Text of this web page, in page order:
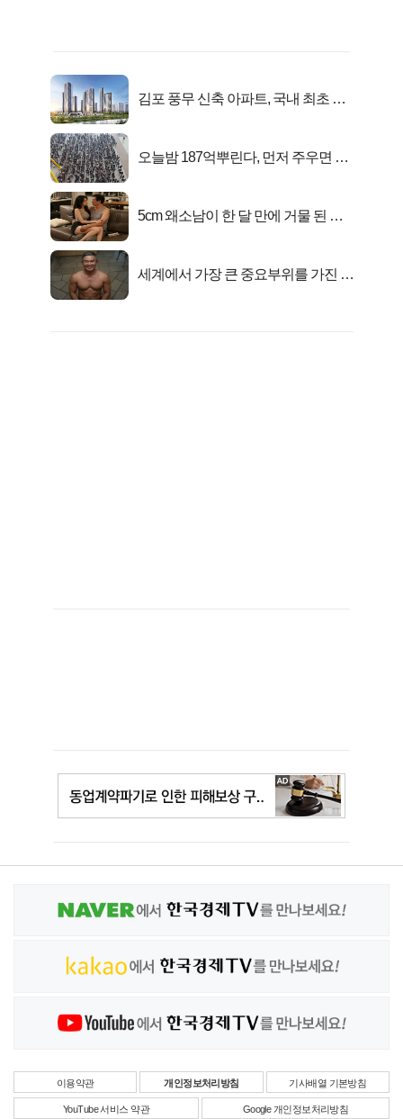
김포 풍무 신축 아파트, 국내 최초 반
오늘밤 187억뿌린다, 먼저 주우면 최
5cm 왜소남이 한 달 만에 거물 된 사
세계에서 가장 큰 중요부위를 가진 남
이용약관 개인정보처리방침 기사배열 기본방침
YouTube 서비스 약관 Google 개인정보처리방침